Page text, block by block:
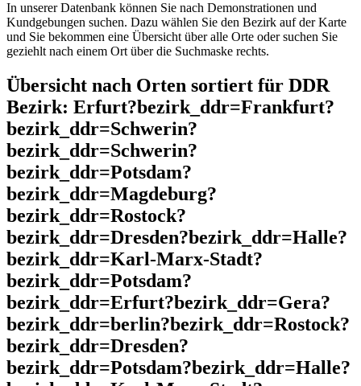
In unserer Datenbank können Sie nach Demonstrationen und
Kundgebungen suchen. Dazu wählen Sie den Bezirk auf der Karte
und Sie bekommen eine Übersicht über alle Orte oder suchen Sie
geziehlt nach einem Ort über die Suchmaske rechts.
Übersicht nach Orten sortiert für DDR
Bezirk: Erfurt?bezirk_ddr=Frankfurt?
bezirk_ddr=Schwerin?
bezirk_ddr=Schwerin?
bezirk_ddr=Potsdam?
bezirk_ddr=Magdeburg?
bezirk_ddr=Rostock?
bezirk_ddr=Dresden?bezirk_ddr=Halle?
bezirk_ddr=Karl-Marx-Stadt?
bezirk_ddr=Potsdam?
bezirk_ddr=Erfurt?bezirk_ddr=Gera?
bezirk_ddr=berlin?bezirk_ddr=Rostock?
bezirk_ddr=Dresden?
bezirk_ddr=Potsdam?bezirk_ddr=Halle?